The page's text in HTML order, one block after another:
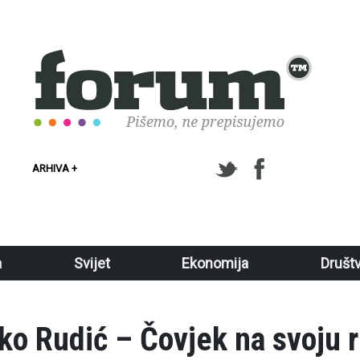
ARHIVA +
Svijet Ekonomija
Rudić – Čovjek na svoju